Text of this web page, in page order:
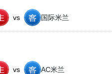
vs 国际米兰
vs AC米兰